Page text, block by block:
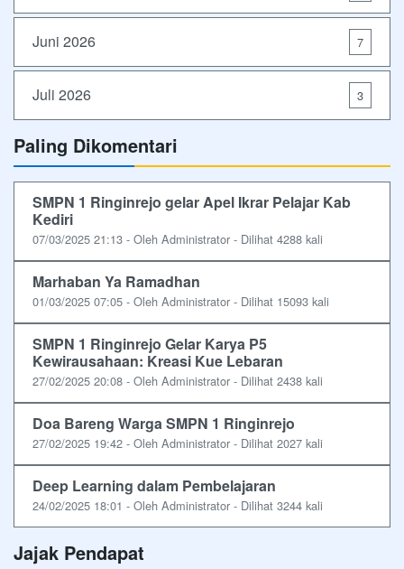
Juni 2026 7
Juli 2026 3
Paling Dikomentari
SMPN 1 Ringinrejo gelar Apel Ikrar Pelajar Kab
Kediri
07/03/2025 21:13 - Oleh Administrator - Dilihat 4288 kali
Marhaban Ya Ramadhan
01/03/2025 07:05 - Oleh Administrator - Dilihat 15093 kali
SMPN 1 Ringinrejo Gelar Karya P5
Kewirausahaan: Kreasi Kue Lebaran
27/02/2025 20:08 - Oleh Administrator - Dilihat 2438 kali
Doa Bareng Warga SMPN 1 Ringinrejo
27/02/2025 19:42 - Oleh Administrator - Dilihat 2027 kali
Deep Learning dalam Pembelajaran
24/02/2025 18:01 - Oleh Administrator - Dilihat 3244 kali
Jajak Pendapat